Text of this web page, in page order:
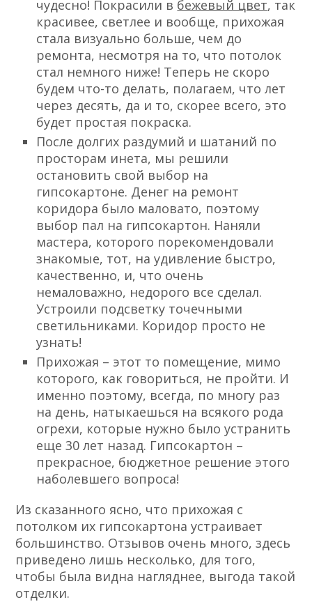
чудесно! Покрасили в бежевый цвет, так
красивее, светлее и вообще, прихожая
стала визуально больше, чем до
ремонта, несмотря на то, что потолок
стал немного ниже! Теперь не скоро
будем что-то делать, полагаем, что лет
через десять, да и то, скорее всего, это
будет простая покраска.
После долгих раздумий и шатаний по
просторам инета, мы решили
остановить свой выбор на
гипсокартоне. Денег на ремонт
коридора было маловато, поэтому
выбор пал на гипсокартон. Наняли
мастера, которого порекомендовали
знакомые, тот, на удивление быстро,
качественно, и, что очень
немаловажно, недорого все сделал.
Устроили подсветку точечными
светильниками. Коридор просто не
узнать!
Прихожая – этот то помещение, мимо
которого, как говориться, не пройти. И
именно поэтому, всегда, по многу раз
на день, натыкаешься на всякого рода
огрехи, которые нужно было устранить
еще 30 лет назад. Гипсокартон –
прекрасное, бюджетное решение этого
наболевшего вопроса!
Из сказанного ясно, что прихожая с
потолком их гипсокартона устраивает
большинство. Отзывов очень много, здесь
приведено лишь несколько, для того,
чтобы была видна нагляднее, выгода такой
отделки.